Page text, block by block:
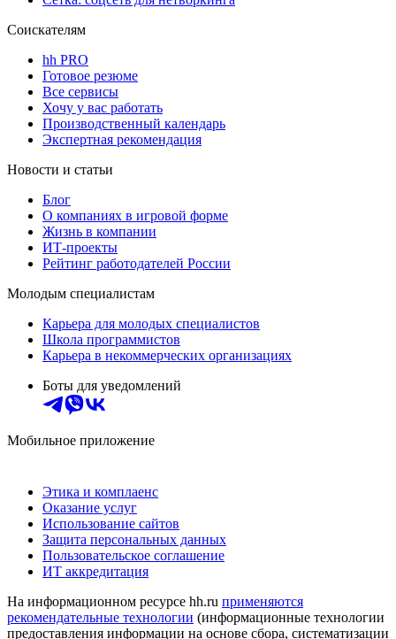
Соискателям
hh PRO
Готовое резюме
Все сервисы
Хочу у вас работать
Производственный календарь
Экспертная рекомендация
Новости и статьи
Блог
О компаниях в игровой форме
Жизнь в компании
ИТ-проекты
Рейтинг работодателей России
Молодым специалистам
Карьера для молодых специалистов
Школа программистов
Карьера в некоммерческих организациях
Боты для уведомлений
Мобильное приложение
Этика и комплаенс
Оказание услуг
Использование сайтов
Защита персональных данных
Пользовательское соглашение
ИТ аккредитация
На информационном ресурсе hh.ru применяются
рекомендательные технологии (информационные технологии
предоставления информации на основе сбора, систематизации